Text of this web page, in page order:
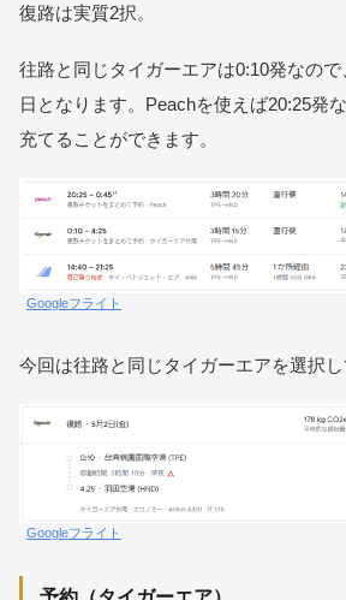
復路は実質2択。
往路と同じタイガーエアは0:10発なの
日となります。Peachを使えば20:25発
充てることができます。
Googleフライト
今回は往路と同じタイガーエアを選択し
Googleフライト